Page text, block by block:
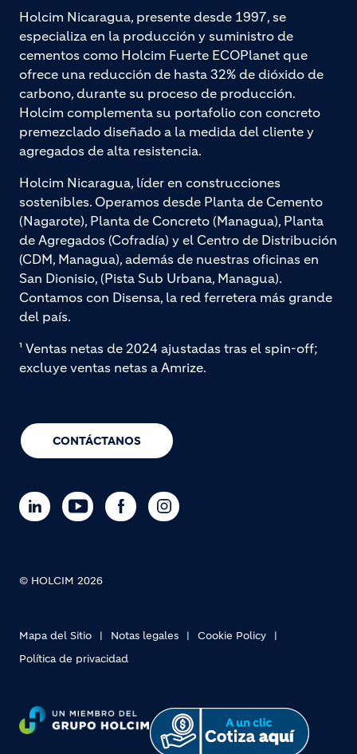
CONTÁCTANOS
Holcim Nicaragua, presente desde 1997, se
especializa en la producción y suministro de
cementos como Holcim Fuerte ECOPlanet que
ofrece una reducción de hasta 32% de dióxido de
carbono, durante su proceso de producción.
Holcim complementa su portafolio con concreto
premezclado diseñado a la medida del cliente y
agregados de alta resistencia.
Holcim Nicaragua, líder en construcciones
sostenibles. Operamos desde Planta de Cemento
(Nagarote), Planta de Concreto (Managua), Planta
de Agregados (Cofradía) y el Centro de Distribución
(CDM, Managua), además de nuestras oficinas en
San Dionisio, (Pista Sub Urbana, Managua).
Contamos con Disensa, la red ferretera más grande
del país.
¹ Ventas netas de 2024 ajustadas tras el spin-off;
excluye ventas netas a Amrize.
© HOLCIM 2026
Mapa del Sitio Notas legales
Cookie Policy
Política de privacidad